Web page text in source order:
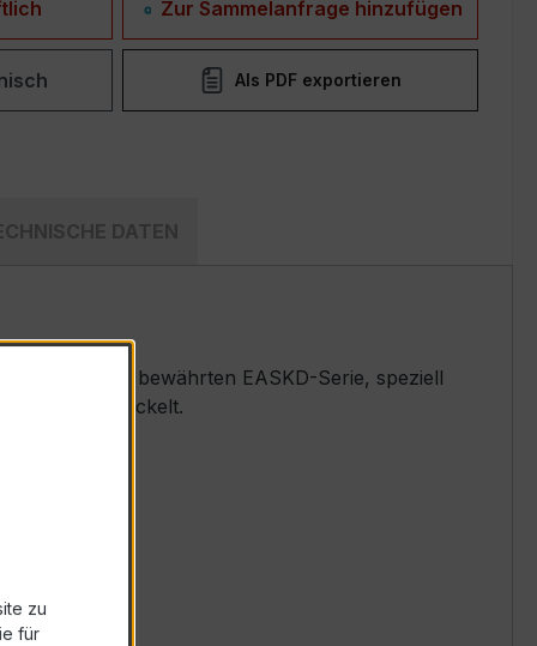
Zur Sammelanfrage hinzufügen
Als PDF exportieren
DATEN
der bewährten EASKD-Serie, speziell
entwickelt.
zu
für